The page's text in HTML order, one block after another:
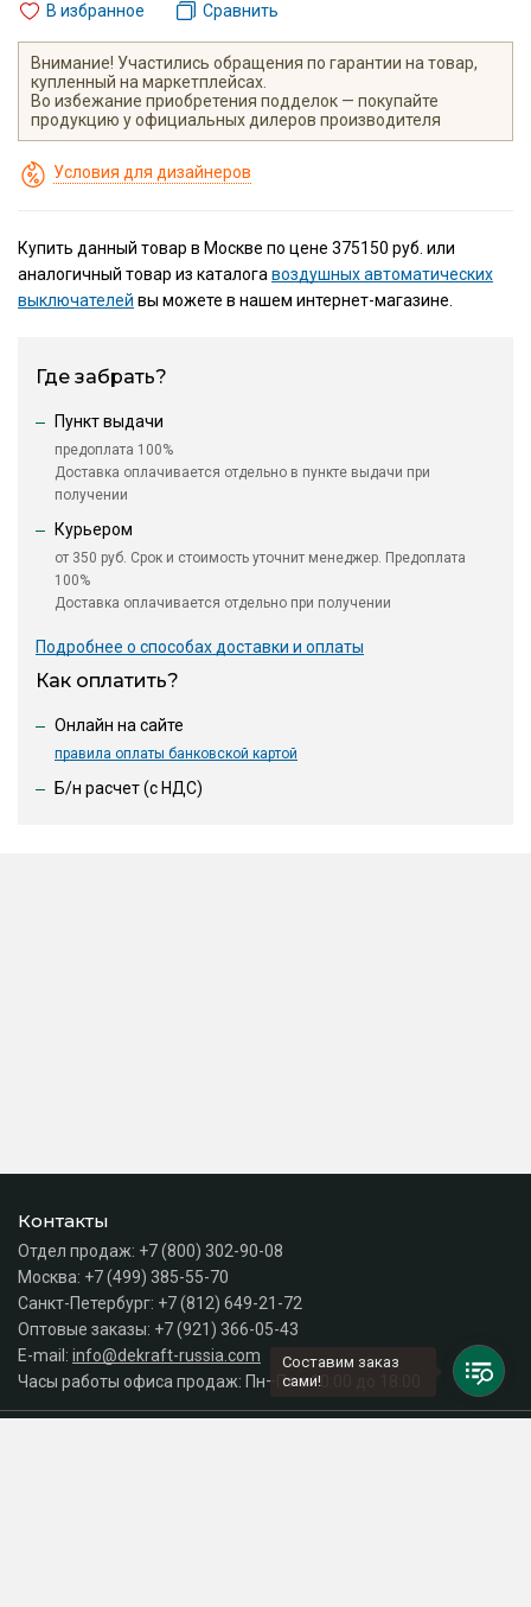
В избранное Сравнить
Внимание! Участились обращения по гарантии на товар,
купленный на маркетплейсах.
Во избежание приобретения подделок — покупайте
продукцию у официальных дилеров производителя
Условия для дизайнеров
Купить данный товар в Москве по цене 375150 руб. или
аналогичный товар из каталогавоздушных автоматических
выключателей вы можете в нашем интернет-магазине.
Где забрать?
Пункт выдачи
предоплата 100%
Доставка оплачивается отдельно в пункте выдачи при
получении
Курьером
от 350 руб. Срок и стоимость уточнит менеджер. Предоплата
100%
Доставка оплачивается отдельно при получении
Подробнее о способах доставки и оплаты
Как оплатить?
Онлайн на сайте
правила оплаты банковской картой
Б/н расчет (c НДС)
Контакты
Отдел продаж: +7 (800) 302-90-08
Москва: +7 (499) 385-55-70
Санкт-Петербург: +7 (812) 649-21-72
Оптовые заказы: +7 (921) 366-05-43
E-mail: info@dekraft-russia.com
Часы работы офиса продаж: Пн–Пт с 10:00 до 18:00
Составим заказ
сами!